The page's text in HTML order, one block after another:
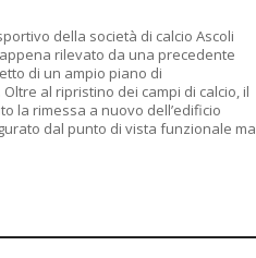
della società di calcio Ascoli
appena rilevato da una precedente
di un ampio piano di
al ripristino dei campi di calcio, il
la rimessa a nuovo dell’edificio
dal punto di vista funzionale ma